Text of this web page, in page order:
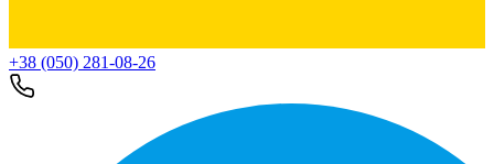
+38 (050) 281-08-26